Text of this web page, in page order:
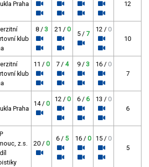
Praha
12
klub
8 / 3 21 / 0
5 / 7
12 / 0
10
klub
11 / 0 7 / 4 9 / 3 16 / 0
7
Praha
14 / 0
12 / 0 6 / 6 13 / 0
6
z.s.
20 / 0
6 / 5 16 / 0 15 / 0
5